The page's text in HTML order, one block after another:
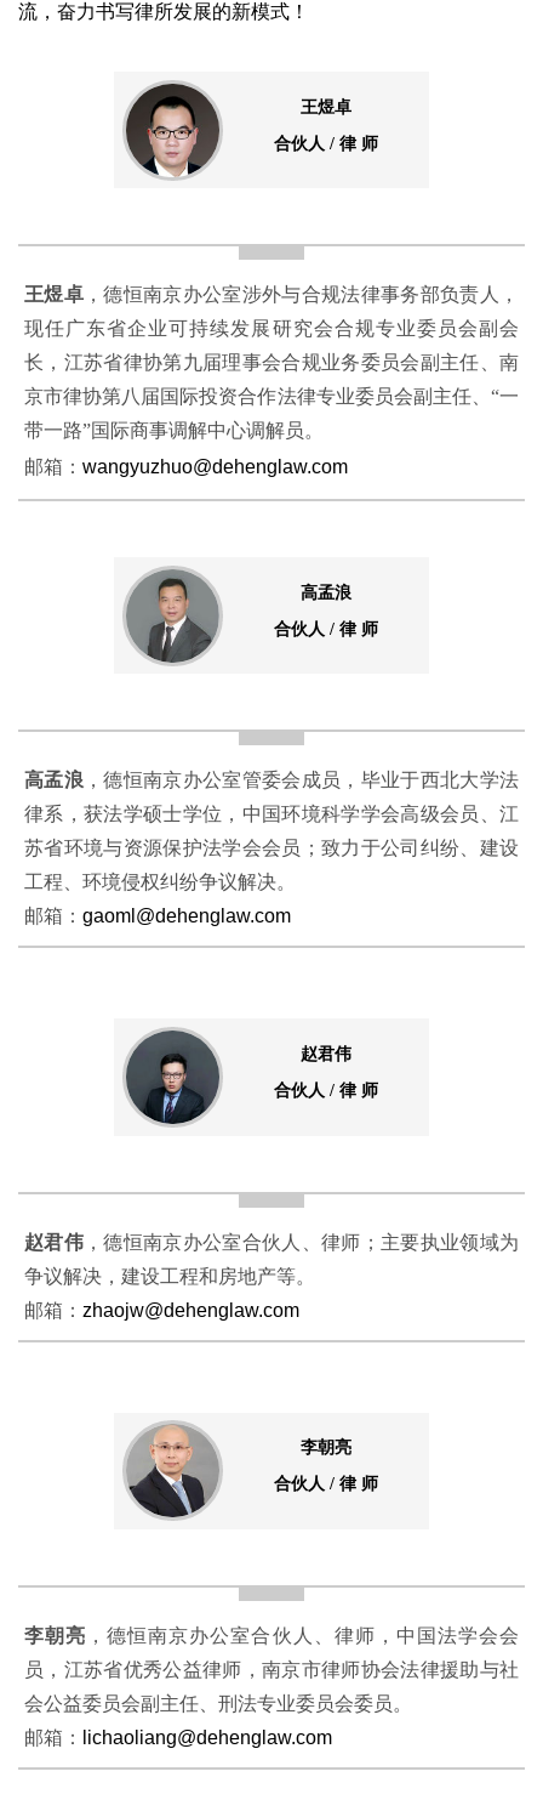
流，奋力书写律所发展的新模式！
王煜卓
合伙人 / 律 师
王煜卓 ，德恒南京办公室涉外与合规法律事务部负责人，
现任广东省企业可持续发展研究会合规专业委员会副会
长，江苏省律协第九届理事会合规业务委员会副主任、南
京市律协第八届国际投资合作法律专业委员会副主任、“一
带一路”国际商事调解中心调解员。
邮箱： wangyuzhuo@dehenglaw.com
高孟浪
合伙人 / 律 师
高孟浪 ，德恒南京办公室管委会成员，毕业于西北大学法
律系，获法学硕士学位，中国环境科学学会高级会员、江
苏省环境与资源保护法学会会员；致力于公司纠纷、建设
工程、环境侵权纠纷争议解决。
邮箱： gaoml@dehenglaw.com
赵君伟
合伙人 / 律 师
赵君伟 ，德恒南京办公室合伙人、律师；主要执业领域为
争议解决，建设工程和房地产等。
邮箱： zhaojw@dehenglaw.com
李朝亮
合伙人 / 律 师
李朝亮 ，德恒南京办公室合伙人、律师，中国法学会会
员，江苏省优秀公益律师，南京市律师协会法律援助与社
会公益委员会副主任、刑法专业委员会委员。
邮箱：
lichaoliang@dehenglaw.com